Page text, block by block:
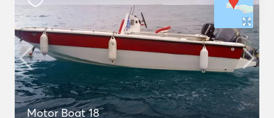
Motor Boat 18